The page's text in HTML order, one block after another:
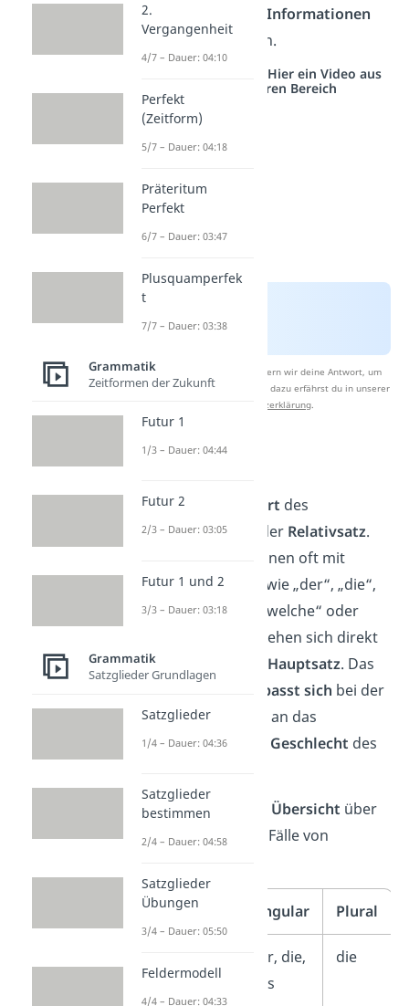
darauf an,
welche Informationen
sie enthalten sollen.
Studyflix vernetzt: Hier ein Video aus
einem anderen Bereich
Nach Beantwortung speichern wir deine Antwort, um
Studyflix zu verbessern. Mehr dazu erfährst du in unserer
Datenschutzerklärung.
Relativsatz
Diebekannteste Art des
Attributsatzes ist der Relativsatz.
beginnen oft mit
Relativpronomen
wie „der“, „die“,
„das“, „welcher“, „welche“ oder
„welches“. Sie beziehen sich direkt
auf ein
Nomen im Hauptsatz. Das
passt sich bei der
Deklination immer an das
grammatikalische Geschlecht des
Hier siehst du eine Übersicht über
die verschiedenen Fälle von
Kasus Singular Plural
der, die,
das
die
2.
Vergangenheit
4/7 – Dauer: 04:10
Perfekt
(Zeitform)
5/7 – Dauer: 04:18
Präteritum
Perfekt
6/7 – Dauer: 03:47
Plusquamperfek
t
7/7 – Dauer: 03:38
Grammatik
Zeitformen der Zukunft
Futur 1
1/3 – Dauer: 04:44
Futur 2
2/3 – Dauer: 03:05
Futur 1 und 2
3/3 – Dauer: 03:18
Grammatik
Satzglieder Grundlagen
Satzglieder
1/4 – Dauer: 04:36
Satzglieder
bestimmen
2/4 – Dauer: 04:58
Satzglieder
Übungen
3/4 – Dauer: 05:50
Feldermodell
4/4 – Dauer: 04:33